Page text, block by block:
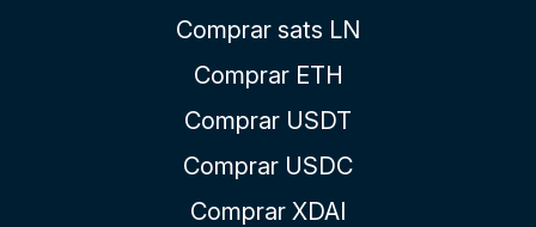
Comprar sats LN
Comprar ETH
Comprar USDT
Comprar USDC
Comprar XDAI